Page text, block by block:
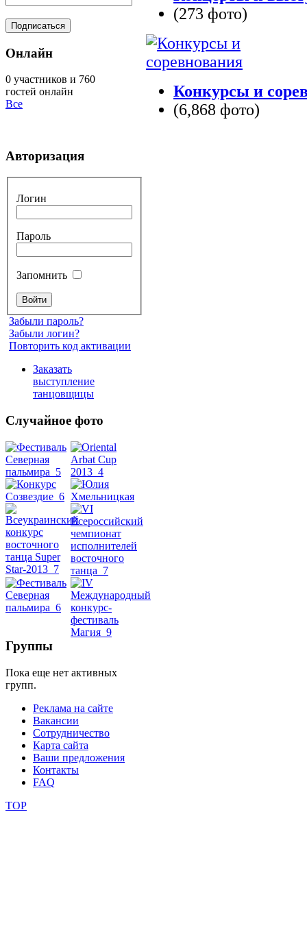
(273 фото)
Конкурсы и
(6,868 фото)
Онлайн
0 участников и 760
гостей онлайн
Все
Авторизация
Логин
Пароль
Запомнить
Забыли пароль?
Забыли логин?
Повторить код активации
Заказать
выступление
танцовщицы
Случайное фото
Belly
Dance
Группы
Пока еще нет активных
групп.
Реклама на сайте
Вакансии
Сотрудничество
Карта сайта
Ваши предложения
Контакты
FAQ
TOP